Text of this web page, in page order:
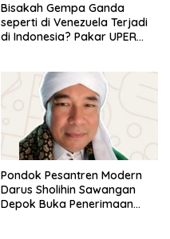
Bisakah Gempa Ganda
seperti di Venezuela Terjadi
di Indonesia? Pakar UPER
Pondok Pesantren Modern
Darus Sholihin Sawangan
Depok Buka Penerimaan